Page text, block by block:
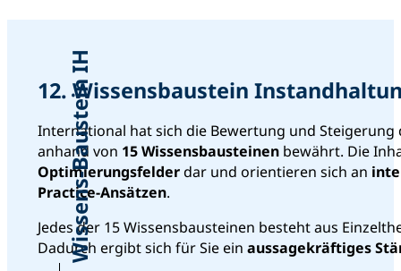
12. Wissensbaustein
International hat sich die Bewertung und
anhand von 15 Wissensbausteinenbewährt. Die
Optimierungsfelderdar und orientieren sich an
Practice-Ansätzen.
Jedes der 15 Wissensbausteinen besteht aus
Dadurch ergibt sich für Sie ein aussagekräftiges
Wissens-Baustein IH